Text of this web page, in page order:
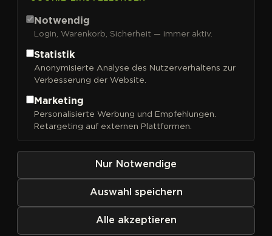
Eva Seeds
Sortieren nach
Notwendig
Login, Warenkorb, Sicherheit — immer aktiv.
Statistik
Anonymisierte Analyse des Nutzerverhaltens zur
Verbesserung der Website.
Marketing
Personalisierte Werbung und Empfehlungen.
Retargeting auf externen Plattformen.
Nur Notwendige
Auswahl speichern
Alle akzeptieren